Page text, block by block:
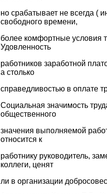
но срабатывает не всегда (
свободного времени,
более комфортные условия
Удовленность
работников заработной
а столько
справедливостью в оплате
Социальная значимость
общественного
значения выполняемой
относится к
работнику руководитель,
коллеги, ценят
ли в организации